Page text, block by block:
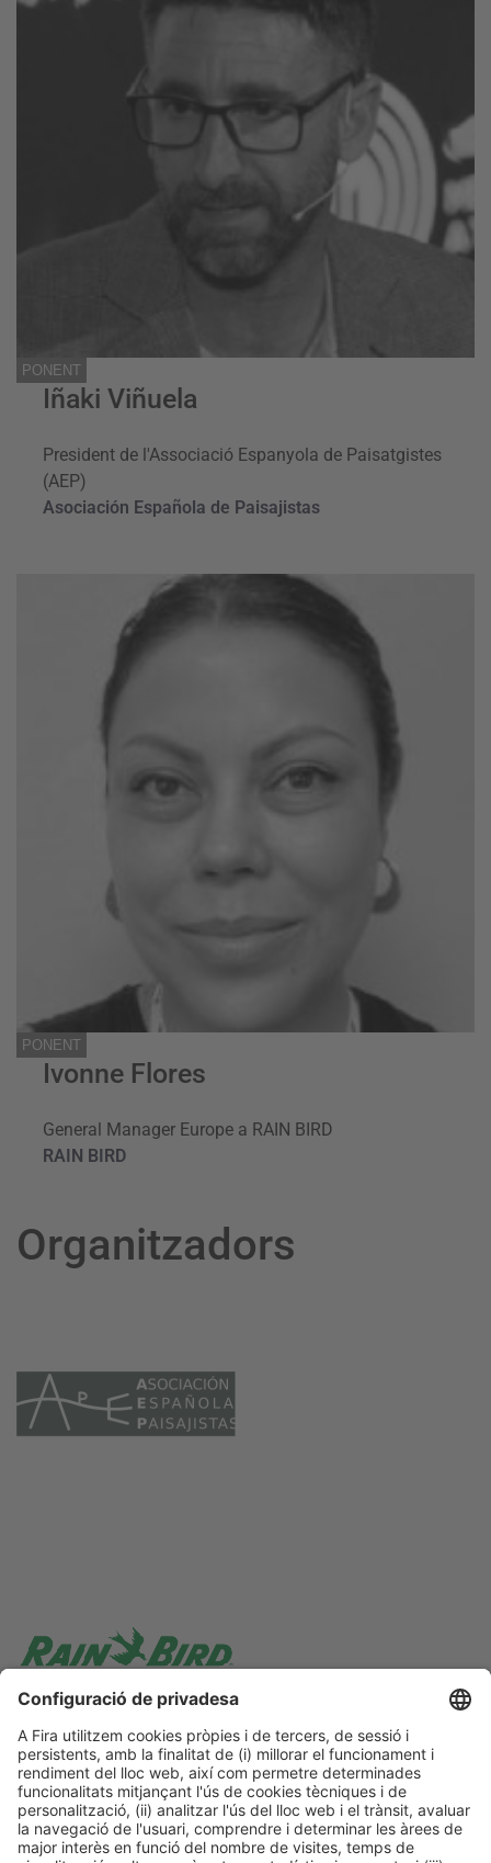
PONENT
Iñaki Viñuela
President de l'Associació Espanyola de Paisatgistes
(AEP)
Asociación Española de Paisajistas
PONENT
Ivonne Flores
General Manager Europe a RAIN BIRD
RAIN BIRD
Organitzadors